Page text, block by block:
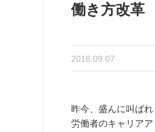
働き方改革
2018.09.07
昨今、盛んに叫ば
労働者のキャリア